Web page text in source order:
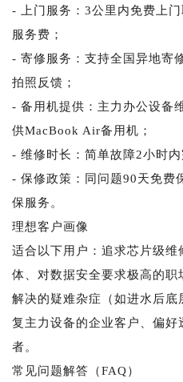
- 上门服务：3公里内免费上
服务费；
- 寄修服务：支持全国异地寄
拍照反馈；
- 备用机提供：主力办公设备
供MacBook Air备用机；
- 维修时长：简单故障2小时
- 保修政策：同问题90天免费
保服务。
理想客户画像
适合以下用户：追求芯片级
体、对数据安全要求极高的
解决的疑难杂症（如进水后
复主力设备的企业客户、偏
者。
常见问题解答（FAQ）